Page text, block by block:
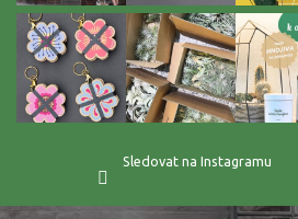
Sledovat na Instagramu